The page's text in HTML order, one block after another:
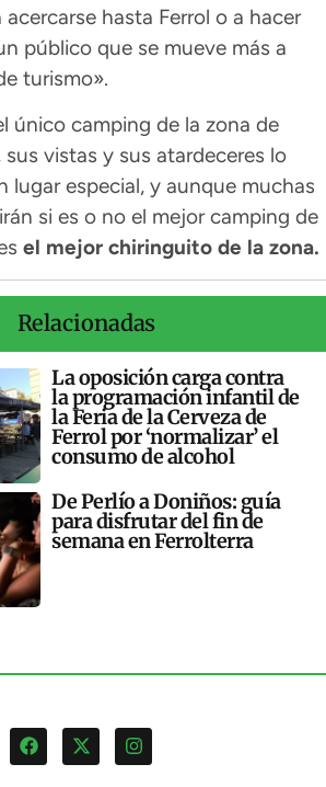
hasta Ferrol o a hacer
público que se mueve más a
turismo».
único camping de la zona de
sus vistas y sus atardeceres lo
lugar especial, y aunque muchas
si es o no el mejor camping de
el mejor chiringuito de la zona.
Relacionadas
La oposición carga contra
la programación infantil de
la Feria de la Cerveza de
Ferrol por ‘normalizar’ el
consumo de alcohol
De Perlío a Doniños: guía
para disfrutar del fin de
semana en Ferrolterra